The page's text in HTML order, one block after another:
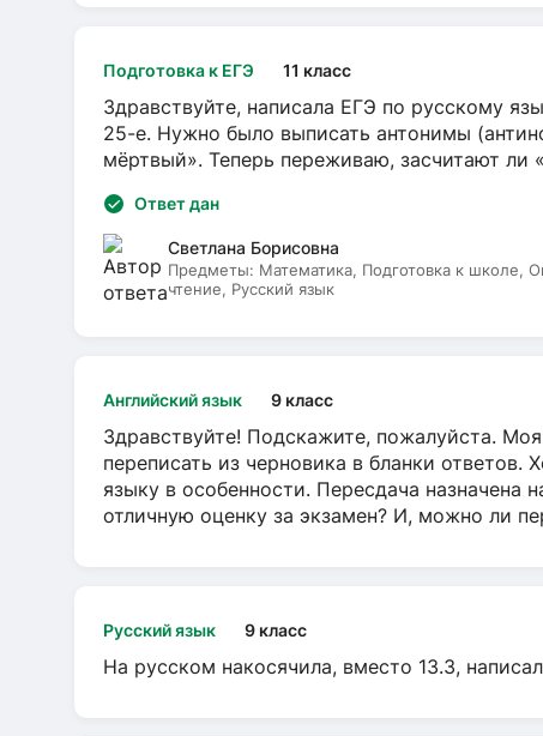
Подготовка к ЕГЭ 11 класс
Здравствуйте, написала ЕГЭ по русскому
25-е. Нужно было выписать антонимы
мёртвый». Теперь переживаю, засчитают ли
Ответ дан
Светлана Борисовна
Предметы: Математика, Подготовка к школе,
чтение, Русский язык
Английский язык 9 класс
Здравствуйте! Подскажите, пожалуйста.
переписать из черновика в бланки ответов.
языку в особенности. Пересдача
отличную оценку за экзамен? И, можно ли
Русский язык 9 класс
На русском накосячила, вместо 13.3,